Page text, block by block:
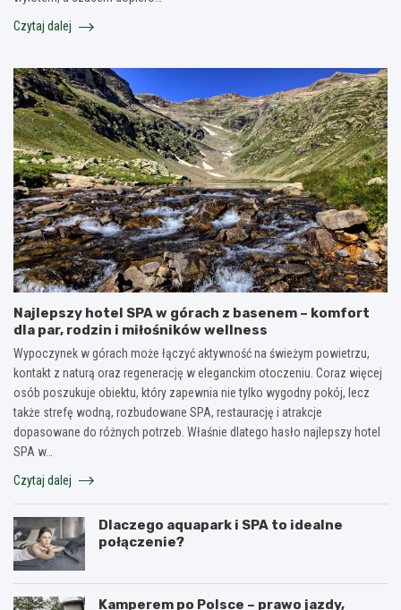
Czytaj dalej
Najlepszy hotel SPA w górach z basenem – komfort
dla par, rodzin i miłośników wellness
Wypoczynek w górach może łączyć aktywność na świeżym powietrzu,
kontakt z naturą oraz regenerację w eleganckim otoczeniu. Coraz więcej
osób poszukuje obiektu, który zapewnia nie tylko wygodny pokój, lecz
także strefę wodną, rozbudowane SPA, restaurację i atrakcje
dopasowane do różnych potrzeb. Właśnie dlatego hasło najlepszy hotel
SPA w…
Czytaj dalej
Dlaczego aquapark i SPA to idealne
połączenie?
Kamperem po Polsce – prawo jazdy,